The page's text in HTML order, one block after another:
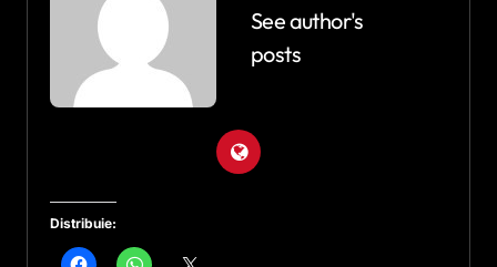
See author's
posts
Distribuie: